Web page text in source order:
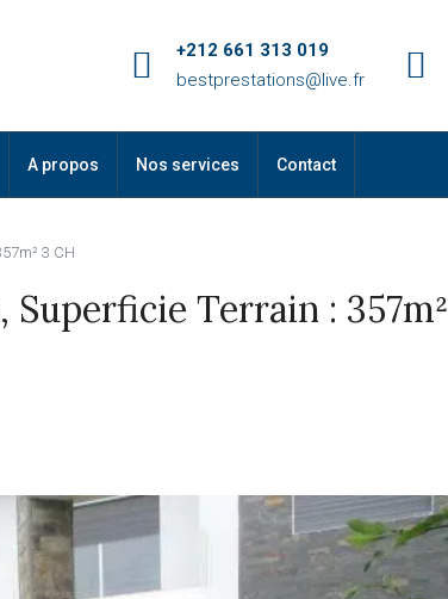
+212 661 313 019
bestprestations@live.fr
A propos Nos services Contact
3 CH
Superficie Terrain : 357m²